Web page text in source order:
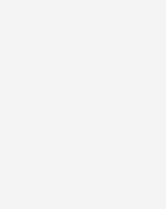
Speichern mit